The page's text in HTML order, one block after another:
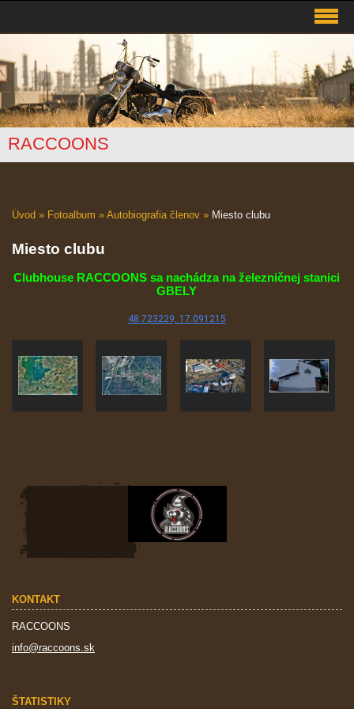
RACCOONS
Úvod » Fotoalbum » Autobiografia členov » Miesto clubu
Miesto clubu
Clubhouse RACCOONS sa nachádza na železničnej stanici
GBELY
48.723229, 17.091215
KONTAKT
RACCOONS
info@raccoons.sk
ŠTATISTIKY